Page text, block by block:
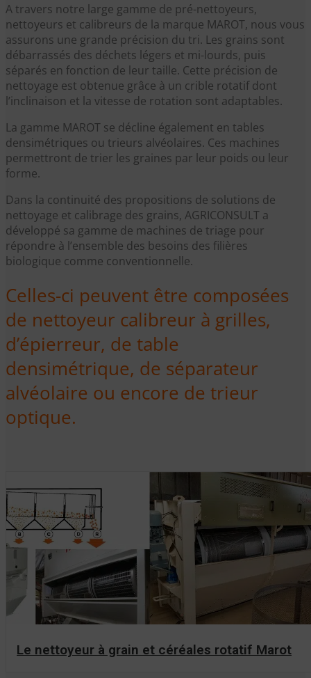
A travers notre large gamme de pré-nettoyeurs,
nettoyeurs et calibreurs de la marque MAROT, nous vous
assurons une grande précision du tri. Les grains sont
débarrassés des déchets légers et mi-lourds, puis
séparés en fonction de leur taille. Cette précision de
nettoyage est obtenue grâce à un crible rotatif dont
l’inclinaison et la vitesse de rotation sont adaptables.
La gamme MAROT se décline également en tables
densimétriques ou trieurs alvéolaires. Ces machines
permettront de trier les graines par leur poids ou leur
forme.
Dans la continuité des propositions de solutions de
nettoyage et calibrage des grains, AGRICONSULT a
développé sa gamme de machines de triage pour
répondre à l’ensemble des besoins des filières
biologique comme conventionnelle.
Celles-ci peuvent être composées
de nettoyeur calibreur à grilles,
d’épierreur, de table
densimétrique, de séparateur
alvéolaire ou encore de trieur
optique.
Le nettoyeur à grain et céréales rotatif Marot